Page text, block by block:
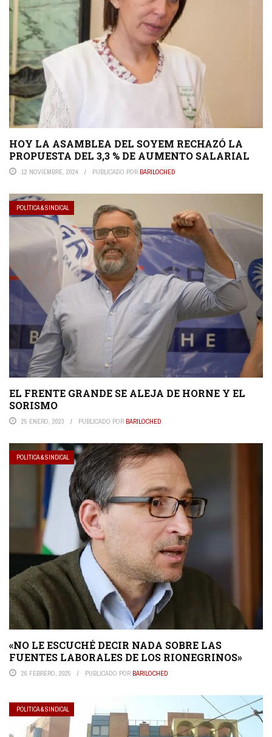
HOY LA ASAMBLEA DEL SOYEM RECHAZÓ LA
PROPUESTA DEL 3,3 % DE AUMENTO SALARIAL
12 NOVIEMBRE, 2024 PUBLICADO POR BARILOCHED
POLÍTICA & SINDICAL
EL FRENTE GRANDE SE ALEJA DE HORNE Y EL
SORISMO
25 ENERO, 2023 PUBLICADO POR BARILOCHED
POLÍTICA & SINDICAL
«NO LE ESCUCHÉ DECIR NADA SOBRE LAS
FUENTES LABORALES DE LOS RIONEGRINOS»
26 FEBRERO, 2025 PUBLICADO POR BARILOCHED
POLÍTICA & SINDICAL